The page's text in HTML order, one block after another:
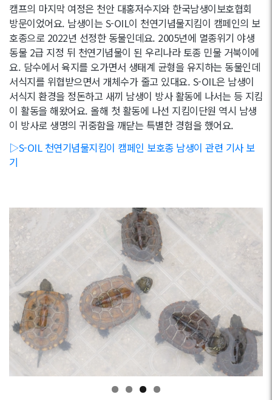
캠프의 마지막 여정은 천안 대홍저수지와 한국남생이보호협회
방문이었어요. 남생이는 S-OIL이 천연기념물지킴이 캠페인의 보
호종으로 2022년 선정한 동물인데요. 2005년에 멸종위기 야생
동물 2급 지정 뒤 천연기념물이 된 우리나라 토종 민물 거북이에
요. 담수에서 육지를 오가면서 생태계 균형을 유지하는 동물인데
서식지를 위협받으면서 개체수가 줄고 있대요. S-OIL은 남생이
서식지 환경을 정돈하고 새끼 남생이 방사 활동에 나서는 등 지킴
이 활동을 해왔어요. 올해 첫 활동에 나선 지킴이단원 역시 남생
이 방사로 생명의 귀중함을 깨닫는 특별한 경험을 했어요.
▷S-OIL 천연기념물지킴이 캠페인 보호종 남생이 관련 기사 보
기